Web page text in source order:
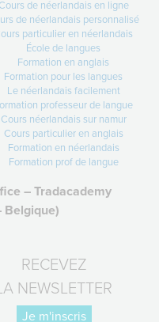
Demain… vos élèves vont vivre
quelque chose de
Cours de néerlandais en ligne
de néerlandais personnalisé
particulier en néerlandais
École de langues
Formation en anglais
Formation pour les langues
Le néerlandais facilement
professeur de langue
Cours néerlandais sur namur
Cours particulier en anglais
Formation en néerlandais
Formation prof de langue
– Tradacademy
Belgique)
RECEVEZ
NEWSLETTER
Je m'inscris